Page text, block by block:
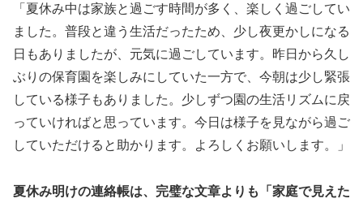
「夏休み中は家族と過ごす時間が多く、楽しく過ごしてい
ました。普段と違う生活だったため、少し夜更かしになる
日もありましたが、元気に過ごしています。昨日から久し
ぶりの保育園を楽しみにしていた一方で、今朝は少し緊張
している様子もありました。少しずつ園の生活リズムに戻
っていければと思っています。今日は様子を見ながら過ご
していただけると助かります。よろしくお願いします。」
夏休み明けの連絡帳は、完璧な文章よりも「家庭で見えた